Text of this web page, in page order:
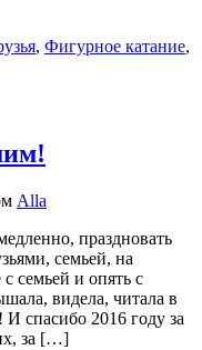
, Фигурное катание,
Alla
праздновать
семьей, на
семьей и опять с
видела, читала в
спасибо 2016 году за
за […]